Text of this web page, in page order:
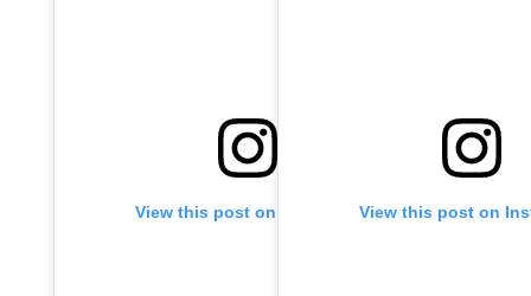
View this post on InstagramView this post on